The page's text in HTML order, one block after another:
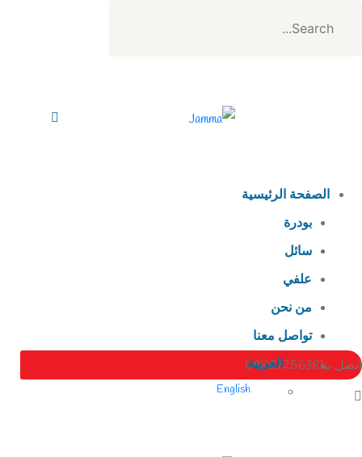
الصفحة الرئيسية
بودرة
سائل
علفي
من نحن
تواصل معنا
العربية
English
اتصل بنا0988725638